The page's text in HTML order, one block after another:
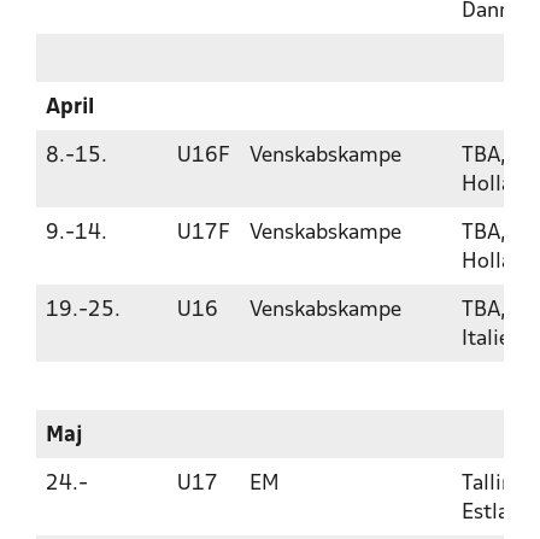
April
8.-15. U16F Venskabskampe
TBA,
Holland
9.-14. U17F Venskabskampe
TBA,
Holland
19.-25. U16 Venskabskampe
TBA,
Italien
Maj
24.- U17 EM
Tallinn,
Estland